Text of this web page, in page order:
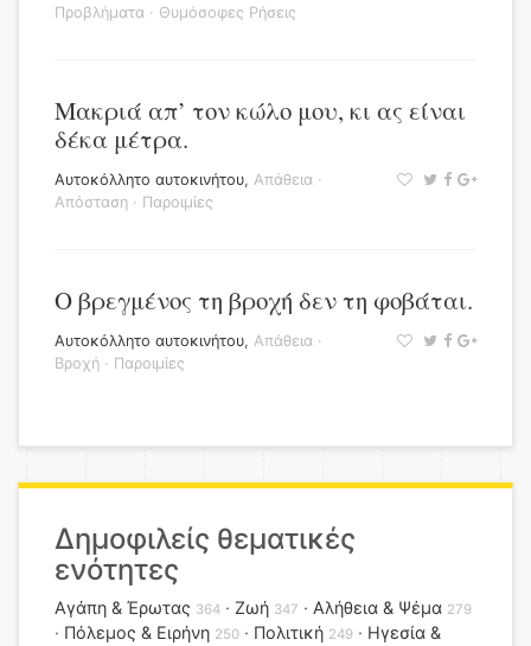
Προβλήματα · Θυμόσοφες Ρήσεις
Μακριά απ’ τον κώλο μου, κι ας είναι
δέκα μέτρα.
Αυτοκόλλητο αυτοκινήτου, Απάθεια ·
Απόσταση · Παροιμίες
Ο βρεγμένος τη βροχή δεν τη φοβάται.
Αυτοκόλλητο αυτοκινήτου, Απάθεια ·
Βροχή · Παροιμίες
Δημοφιλείς θεματικές
ενότητες
Αγάπη & Έρωτας 364 Ζωή 347 Αλήθεια & Ψέμα 279
Πόλεμος & Ειρήνη 250 Πολιτική 249
Ηγεσία &